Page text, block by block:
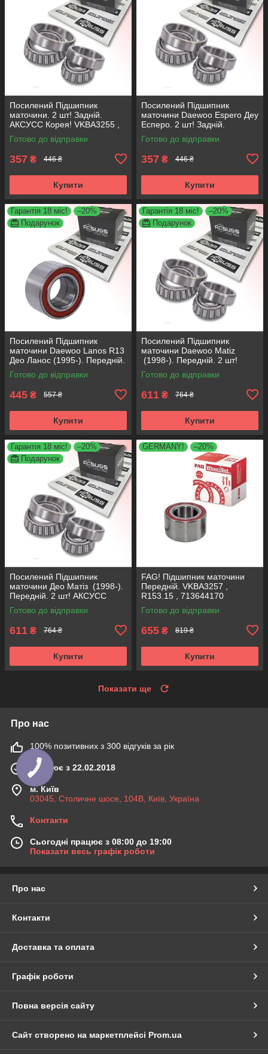
Посилений Підшипник
маточини. 2 шт! Задній.
АКСУСС Корея! VKBA3255 ,
R153.07 , 713644510
Готово до відправки
357 ₴ 446 ₴
Купити
Посилений Підшипник
маточини Daewoo Espero Деу
Есперо. 2 шт! Задній.
АКСУСС Корея! VKBA3255 ,
R153.07 , 713644510
Готово до відправки
357 ₴ 446 ₴
Купити
Гарантія 18 міс!
–20%
Подарунок
Посилений Підшипник
маточини Daewoo Lanos R13
Део Ланос (1995-). Передній.
АКСУСС Корея! VKBA3256 ,
R153.14 , 713644160
Готово до відправки
445 ₴ 557 ₴
Купити
Гарантія 18 міс!
–20%
Подарунок
Посилений Підшипник
маточини Daewoo Matiz
(1998-). Передній. 2 шт!
АКСУСС Корея! VKBA3901 ,
R184.53 , 713625140
Готово до відправки
611 ₴ 764 ₴
Купити
Гарантія 18 міс!
–20%
Подарунок
Посилений Підшипник
маточини Део Матіз (1998-).
Передній. 2 шт! АКСУСС
Корея! VKBA3901 , R184.53 ,
713625140
Готово до відправки
611 ₴ 764 ₴
Купити
GERMANY! –20%
FAG! Підшипник маточини
Передній. VKBA3257 ,
R153.15 , 713644170
Німеччина!
Готово до відправки
655 ₴ 819 ₴
Купити
Показати ще
Про нас
100% позитивних з 300 відгуків за рік
Працює з 22.02.2018
м. Київ
03045, Столичне шосе, 104B, Київ, Україна
Контакти
Сьогодні працює з 08:00 до 19:00
Показати весь графік роботи
Про нас
Контакти
Доставка та оплата
Графік роботи
Повна версія сайту
Сайт створено на маркетплейсі Prom.ua